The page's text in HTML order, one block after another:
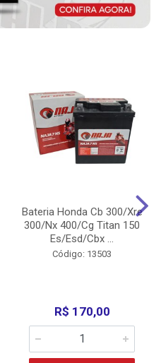
Bateria Honda Cb 300/Xre
300/Nx 400/Cg Titan 150
Es/Esd/Cbx ...
Código: 13503
R$ 170,00